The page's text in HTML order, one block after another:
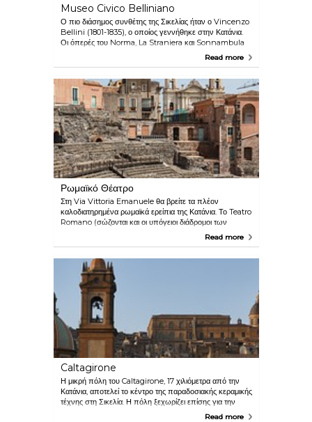
Museo Civico Belliniano
Ο πιο διάσημος συνθέτης της Σικελίας ήταν ο Vincenzo
Bellini (1801-1835), ο οποίος γεννήθηκε στην Κατάνια.
Οι όπερές του Norma, La Straniera και Sonnambula
είναι γνωστές σε όλον τον κόσμο. Το μουσείο Museo
Cicico Belliniani που τιμά αυτόν τον εξαιρετικό συνθέτη
Read more
Ρωμαϊκό Θέατρο
Στη Via Vittoria Emanuele θα βρείτε τα πλέον
καλοδιατηρημένα ρωμαϊκά ερείπια της Κατάνια. Το Teatro
Romano (σώζονται και οι υπόγειοι διάδρομοι των
μονομάχων) και το κυκλικό Auditorium βρίσκονται
Read more
Caltagirone
Η μικρή πόλη του Caltagirone, 17 χιλιόμετρα από την
Κατάνια, αποτελεί το κέντρο της παραδοσιακής κεραμικής
τέχνης στη Σικελία. Η πόλη ξεχωρίζει επίσης για την
πανέμορφη αρχιτεκτονική της. Θαυμάστε τους πλούσια
Read more